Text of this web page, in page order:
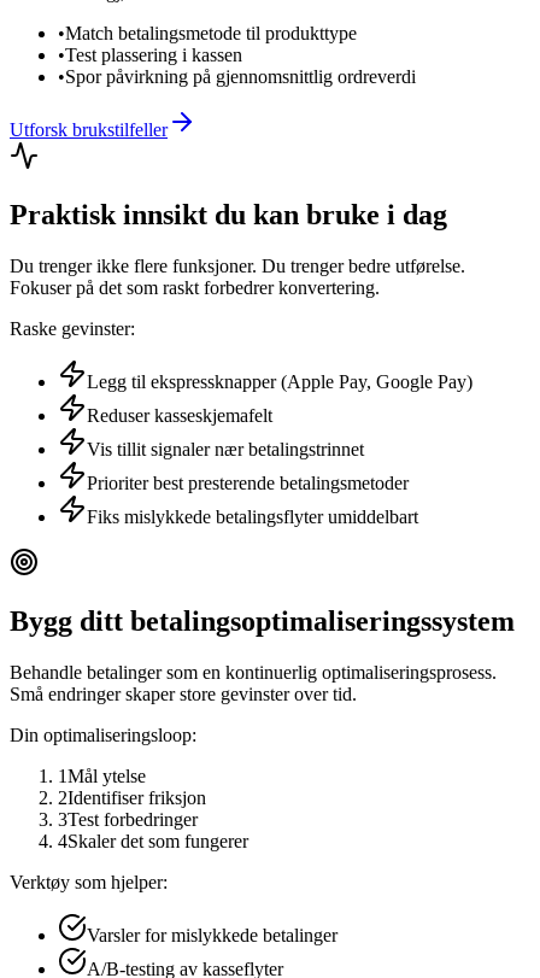
•Match betalingsmetode til produkttype
•Test plassering i kassen
•Spor påvirkning på gjennomsnittlig ordreverdi
Utforsk brukstilfeller
Praktisk innsikt du kan bruke i dag
Du trenger ikke flere funksjoner. Du trenger bedre utførelse.
Fokuser på det som raskt forbedrer konvertering.
Raske gevinster:
Legg til ekspressknapper (Apple Pay, Google Pay)
Reduser kasseskjemafelt
Vis tillit signaler nær betalingstrinnet
Prioriter best presterende betalingsmetoder
Fiks mislykkede betalingsflyter umiddelbart
Bygg ditt betalingsoptimaliseringssystem
Behandle betalinger som en kontinuerlig optimaliseringsprosess.
Små endringer skaper store gevinster over tid.
Din optimaliseringsloop:
1Mål ytelse
2Identifiser friksjon
3Test forbedringer
4Skaler det som fungerer
Verktøy som hjelper:
Varsler for mislykkede betalinger
A/B-testing av kasseflyter